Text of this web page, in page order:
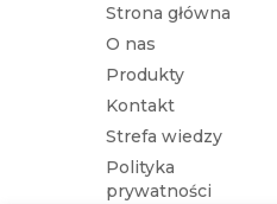
Strona główna
O nas
Produkty
Kontakt
Strefa wiedzy
Polityka
prywatności